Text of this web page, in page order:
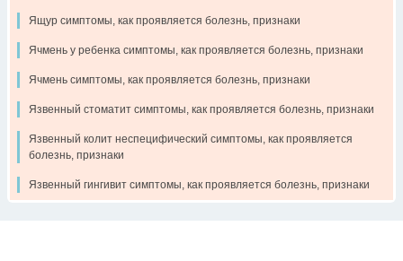
Ящур симптомы, как проявляется болезнь, признаки
Ячмень у ребенка симптомы, как проявляется болезнь, признаки
Ячмень симптомы, как проявляется болезнь, признаки
Язвенный стоматит симптомы, как проявляется болезнь, признаки
Язвенный колит неспецифический симптомы, как проявляется
болезнь, признаки
Язвенный гингивит симптомы, как проявляется болезнь, признаки